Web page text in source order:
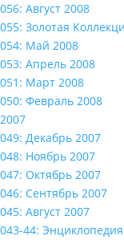
056: Август 2008
055: Золотая
054: Май 2008
053: Апрель 2008
051: Март 2008
050: Февраль 2008
2007
049: Декабрь 2007
048: Ноябрь 2007
047: Октябрь 2007
046: Сентябрь 2007
045: Август 2007
043-44: